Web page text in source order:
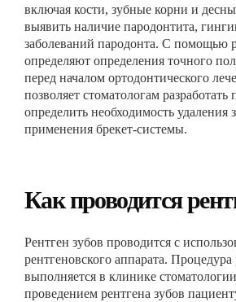
включая кости, зубные корни и
выявить наличие пародонтита,
заболеваний пародонта. С помощью
определяют определения точного
перед началом ортодонтического
позволяет стоматологам разработать
определить необходимость удаления
применения брекет-системы.
Как проводится
Рентген зубов проводится с
рентгеновского аппарата. Процедура
выполняется в клинике
проведением рентгена зубов